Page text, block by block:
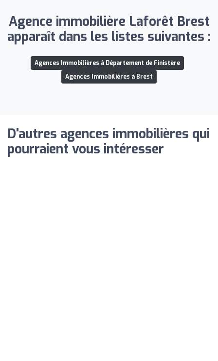
Agence immobilière Laforêt Brest
apparaît dans les listes suivantes :
Agences Immobilières à Département de Finistère
Agences Immobilières à Brest
D'autres agences immobilières qui
pourraient vous intéresser